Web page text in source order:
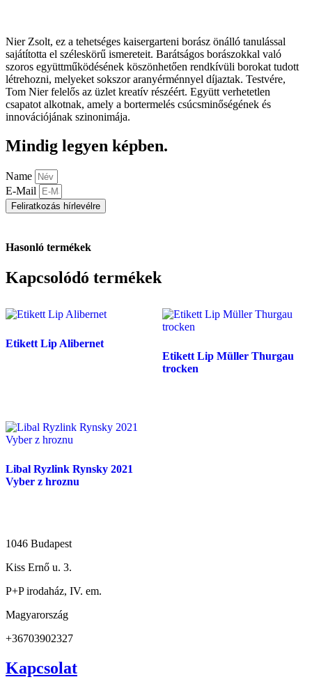
Nier Zsolt, ez a tehetséges kaisergarteni borász önálló tanulással
sajátította el széleskörű ismereteit. Barátságos borászokkal való
szoros együttműködésének köszönhetően rendkívüli borokat tudott
létrehozni, melyeket sokszor aranyérménnyel díjaztak. Testvére,
Tom Nier felelős az üzlet kreatív részéért. Együtt verhetetlen
csapatot alkotnak, amely a bortermelés csúcsminőségének és
innovációjának szinonimája.
Mindig legyen képben.
Name
E-Mail
Feliratkozás hírlevélre
Hasonló termékek
Kapcsolódó termékek
Etikett Lip Alibernet
Etikett Lip Müller Thurgau
trocken
Libal Ryzlink Rynsky 2021
Vyber z hroznu
1046 Budapest
Kiss Ernő u. 3.
P+P irodaház, IV. em.
Magyarország
+36703902327
Kapcsolat